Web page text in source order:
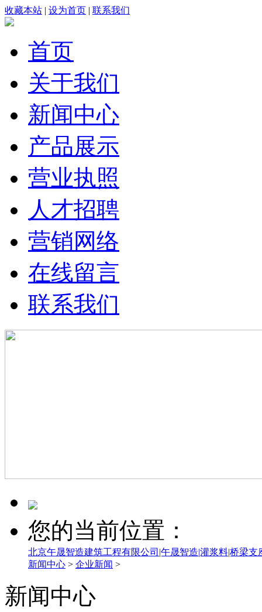
收藏本站 | 设为首页 | 联系我们
首页
关于我们
新闻中心
产品展示
营业执照
人才招聘
营销网络
在线留言
联系我们
您的当前位置：
北京午晟智造建筑工程有限公司|午晟智造|灌浆料|桥梁
新闻中心 > 企业新闻 >
新闻中心